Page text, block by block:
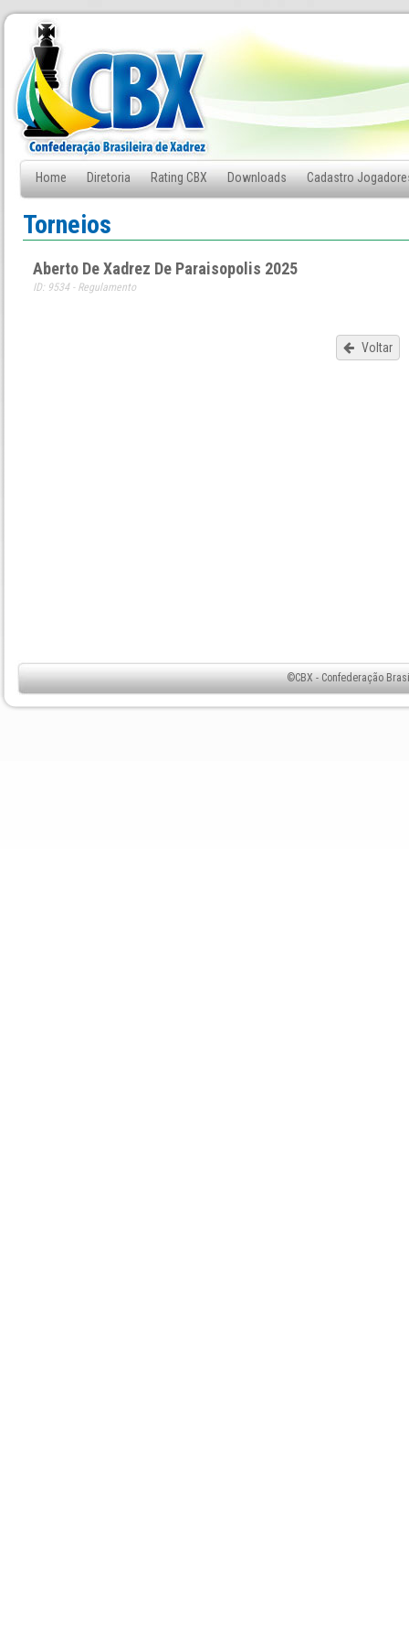
Home Diretoria Rating CBX Downloads Cadastro
Fale Conosco
Torneios
Aberto De Xadrez De Paraisopolis 2025
ID: 9534 - Regulamento
Voltar
©CBX - Confederação